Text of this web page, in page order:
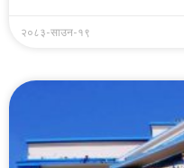
२०८३-साउन-१९